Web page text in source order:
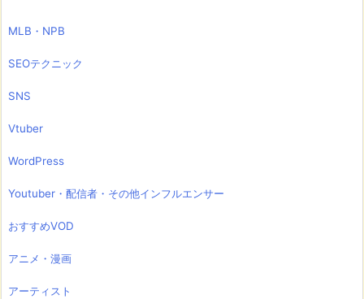
MLB・NPB
SEOテクニック
SNS
Vtuber
WordPress
Youtuber・配信者・その他インフルエンサー
おすすめVOD
アニメ・漫画
アーティスト